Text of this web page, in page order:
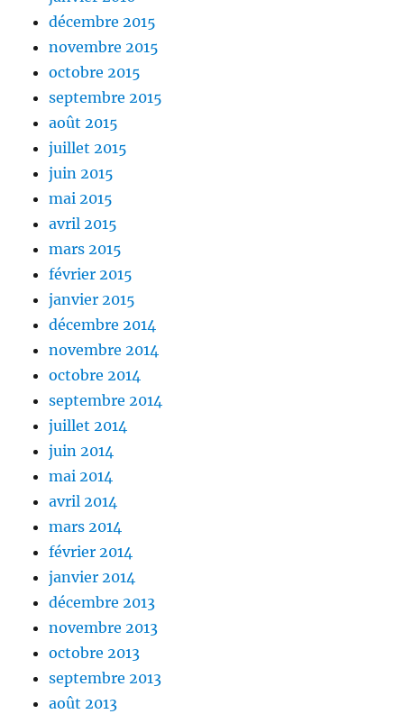
décembre 2015
novembre 2015
octobre 2015
septembre 2015
août 2015
juillet 2015
juin 2015
mai 2015
avril 2015
mars 2015
février 2015
janvier 2015
décembre 2014
novembre 2014
octobre 2014
septembre 2014
juillet 2014
juin 2014
mai 2014
avril 2014
mars 2014
février 2014
janvier 2014
décembre 2013
novembre 2013
octobre 2013
septembre 2013
août 2013